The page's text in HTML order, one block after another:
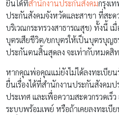
ยื่นได้ที่สำนักงานประกันสังคมกรุงเ
ประกันสังคมจังหวัดและสาขา ที่สะด
บริเวณกระทรวงสาธารณสุข) ทั้งนี้
บุตรเสียชีวิต/ยกบุตรให้เป็นบุตรบุญ
ประกันตนสิ้นสุดลง จะเท่ากับหมดสิท
หากคุณพ่อคุณแม่ยังไม่ได้ลงทะเบียน
ยื่นเรื่องได้ที่สำนักงานประกันสังคม
ประเทศ และเพื่อความสะดวกรวดเร็
ระบบพร้อมเพย์ หรือถ้าเคยลงทะเบี